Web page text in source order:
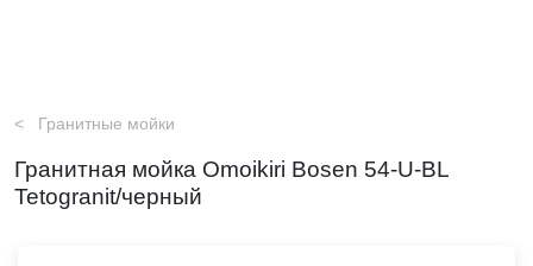
Гранитные мойки
Гранитная мойка Omoikiri Bosen 54-U-BL
Tetogranit/черный